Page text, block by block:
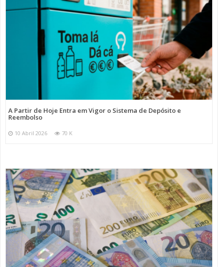
A Partir de Hoje Entra em Vigor o Sistema de Depósito e
Reembolso
10 Abril 2026 70 K